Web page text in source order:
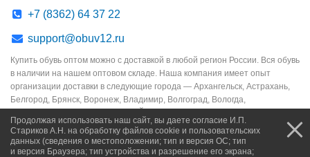
+7 (8362) 64 37 22
support@obuv12.ru
Купить обувь оптом можно с доставкой в любой регион России. Вся обувь
в наличии на нашем оптовом складе. Наша компания имеет опыт
организации доставки в следующие города — Архангельск, Астрахань,
Белгород, Брянск, Воронеж, Владимир, Волгоград, Вологда,
Краснодар, Курск, Липецк, Москва, Мурманск, Набережные Челны,
Новосибирск, Нижний Новгород, Омск, Орёл, Оренбург, Пенза, Пермь,
Петрозаводск, Псков, Ростов-на-Дону, Рязань, Самара, Санкт-Петербург,
Продолжая использовать наш сайт, вы даете согласие И.П.
Стариков А.Н. на обработку файлов cookie и пользовательских
данных (сведения о местоположении; тип и версия ОС; тип
и версия Браузера; тип устройства и разрешение его экрана;